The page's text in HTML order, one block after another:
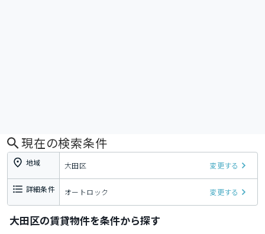
現在の検索条件
地域 大田区 変更する
詳細条件 オートロック 変更する
大田区の賃貸物件を条件から探す